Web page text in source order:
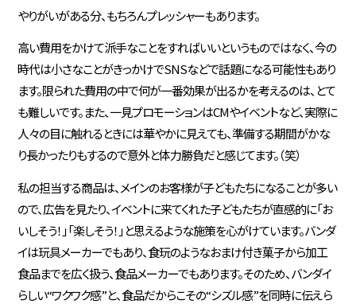
やりがいがある分、もちろんプレッシャーもあります。
高い費用をかけて派手なことをすればいいというものではなく、今の
時代は小さなことがきっかけでSNSなどで話題になる可能性もあり
ます。限られた費用の中で何が一番効果が出るかを考えるのは、とて
も難しいです。また、一見プロモーションはCMやイベントなど、実際に
人々の目に触れるときには華やかに見えても、準備する期間がかな
り長かったりもするので意外と体力勝負だと感じてます。（笑）
私の担当する商品は、メインのお客様が子どもたちになることが多い
ので、広告を見たり、イベントに来てくれた子どもたちが直感的に「お
いしそう！」「楽しそう！」と思えるような施策を心がけています。バンダ
イは玩具メーカーでもあり、食玩のようなおまけ付き菓子から加工
食品までを広く扱う、食品メーカーでもあります。そのため、バンダイ
らしい“ワクワク感”と、食品だからこその“シズル感”を同時に伝えら